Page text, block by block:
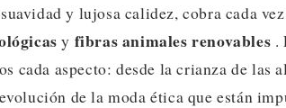
y lujosa calidez, cobra cada
y fibras animales renovables .
cada aspecto: desde la crianza de las
de la moda ética que están